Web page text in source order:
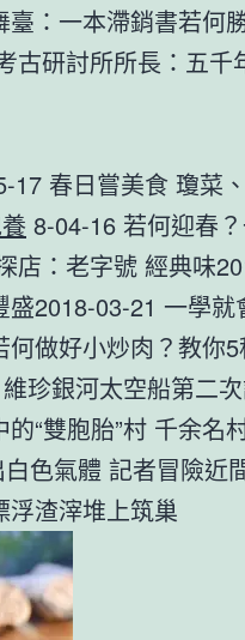
：一本滯銷書若何
古研討所所長：五千
17 春日嘗美食 瓊菜
8-04-16 若何迎春
店：老字號 經典味
2018-03-21 一學就
做好小炒肉？教你
維珍銀河太空船第二
“雙胞胎”村 千余名
色氣體 記者冒險近
浮渣滓堆上筑巢